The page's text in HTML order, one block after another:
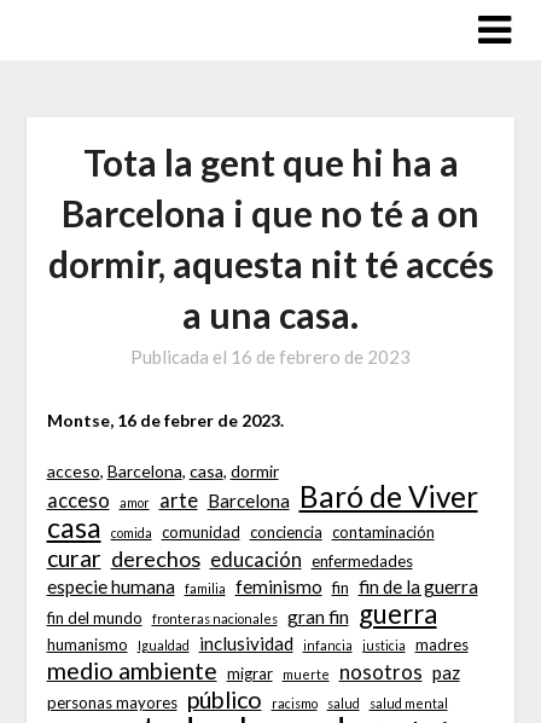
Tota la gent que hi ha a
Barcelona i que no té a on
dormir, aquesta nit té accés
a una casa.
Publicada el 16 de febrero de 2023
Montse, 16 de febrer de 2023.
acceso, Barcelona, casa, dormir
acceso amor arte Barcelona Baró de Viver
casa comida comunidad conciencia contaminación
curar derechos educación enfermedades
especie humana familia feminismo fin fin de la guerra
fin del mundo fronteras nacionales gran fin guerra
humanismo Igualdad inclusividad infancia justicia madres
medio ambiente migrar muerte nosotros paz
personas mayores público racismo salud salud mental